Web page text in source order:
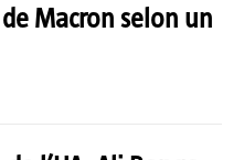
Macron selon un